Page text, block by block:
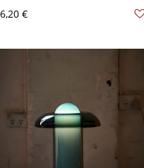
ambiental - 110 A 120
€